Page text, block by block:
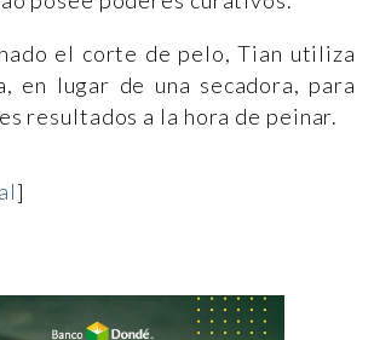
el corte de pelo, Tian utiliza
en lugar de una secadora, para
resultados a la hora de peinar.
]